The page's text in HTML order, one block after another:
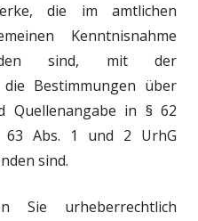
die im amtlichen
Kenntnisnahme
sind, mit der
die Bestimmungen über
Quellenangabe in § 62
Abs. 1 und 2 UrhG
sind.
Sie urheberrechtlich